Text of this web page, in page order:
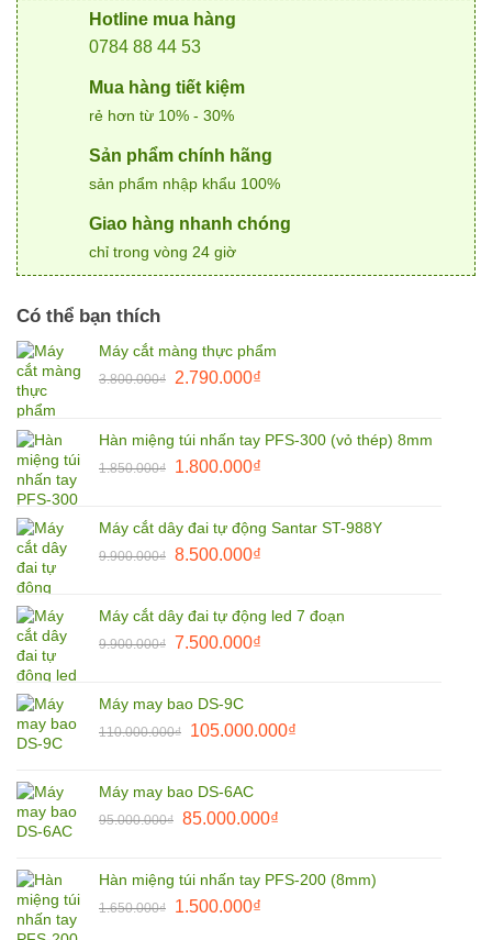
Hotline mua hàng
0784 88 44 53
Mua hàng tiết kiệm
rẻ hơn từ 10% - 30%
Sản phẩm chính hãng
sản phẩm nhập khẩu 100%
Giao hàng nhanh chóng
chỉ trong vòng 24 giờ
Có thể bạn thích
Máy cắt màng thực phẩm
3.800.000₫
Giá
3.800.000₫.
2.790.000₫Giá
là:
2.790.000₫.
Hàn miệng túi nhấn tay PFS-300 (vỏ thép) 8mm
1.850.000₫
Giá
1.850.000₫.
1.800.000₫Giá
là:
1.800.000₫.
Máy cắt dây đai tự động Santar ST-988Y
9.900.000₫ Giá
9.900.000₫.
8.500.000₫Giá
là:
8.500.000₫.
Máy cắt dây đai tự động led 7 đoạn
9.900.000₫ Giá
9.900.000₫.
7.500.000₫Giá
7.500.000₫.
Máy may bao DS-9C
110.000.000₫
Giá
110.000.000₫.
105.000.000₫Giá
Máy may bao DS-6AC
95.000.000₫ Giá
95.000.000₫.
85.000.000₫Giá
là:
Hàn miệng túi nhấn tay PFS-200 (8mm)
1.650.000₫
Giá
1.500.000₫Giá